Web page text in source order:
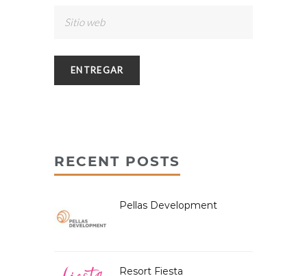
RECENT POSTS
Pellas Development
Resort Fiesta